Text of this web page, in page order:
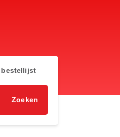
bestellijst
Zoeken